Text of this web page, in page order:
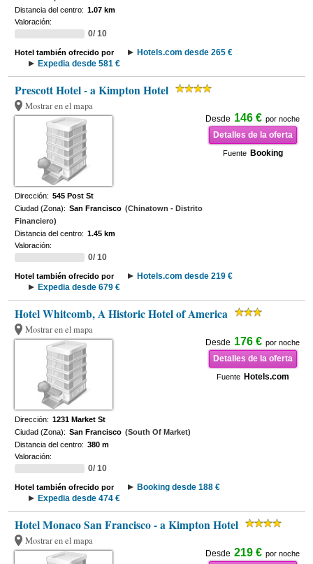
Distancia del centro: 1.07 km
Valoración:
0/ 10
Hotel también ofrecido por
Hotels.com desde 265 €
Expedia desde 581 €
Prescott Hotel - a Kimpton Hotel
Mostrar en el mapa
Desde 146 € por noche
Detalles de la oferta
Fuente Booking
Dirección: 545 Post St
Ciudad (Zona): San Francisco (Chinatown - Distrito
Financiero)
Distancia del centro: 1.45 km
Valoración:
0/ 10
Hotel también ofrecido por
Hotels.com desde 219 €
Expedia desde 679 €
Hotel Whitcomb, A Historic Hotel of America
Mostrar en el mapa
Desde 176 € por noche
Detalles de la oferta
Fuente Hotels.com
Dirección: 1231 Market St
Ciudad (Zona): San Francisco (South Of Market)
Distancia del centro: 380 m
Valoración:
0/ 10
Hotel también ofrecido por
Booking desde 188 €
Expedia desde 474 €
Hotel Monaco San Francisco - a Kimpton Hotel
Mostrar en el mapa
Desde 219 € por noche